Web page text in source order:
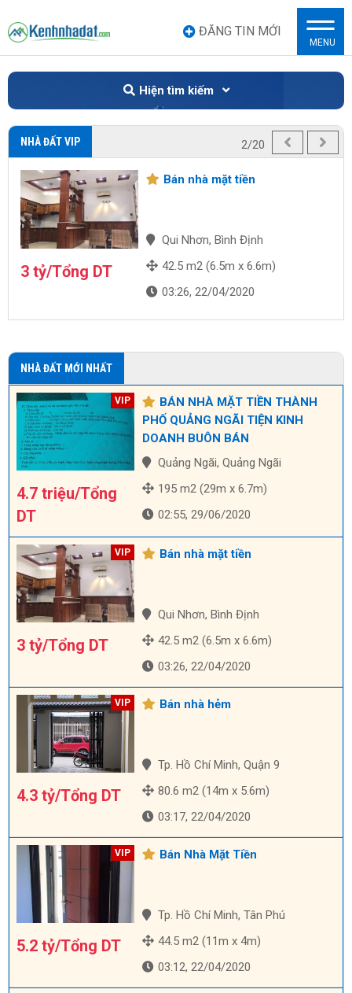
ĐĂNG TIN MỚI
MENU
Hiện tìm kiếm
NHÀ ĐẤT VIP
3 tỷ/Tổng DT
Bán nhà mặt tiền
Qui Nhơn, Bình Định
42.5 m2 (6.5m x 6.6m)
03:26, 22/04/2020
2/20
NHÀ ĐẤT MỚI NHẤT
4.7 triệu/Tổng
DT
BÁN NHÀ MẶT TIỀN THÀNH
PHỐ QUẢNG NGÃI TIỆN KINH
DOANH BUÔN BÁN
Quảng Ngãi, Quảng Ngãi
195 m2 (29m x 6.7m)
02:55, 29/06/2020
3 tỷ/Tổng DT
Bán nhà mặt tiền
Qui Nhơn, Bình Định
42.5 m2 (6.5m x 6.6m)
03:26, 22/04/2020
4.3 tỷ/Tổng DT
Bán nhà hẻm
Tp. Hồ Chí Minh, Quận 9
80.6 m2 (14m x 5.6m)
03:17, 22/04/2020
5.2 tỷ/Tổng DT
Bán Nhà Mặt Tiền
Tp. Hồ Chí Minh, Tân Phú
44.5 m2 (11m x 4m)
03:12, 22/04/2020